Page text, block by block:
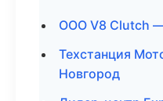
ООО V8 Clutch
Техстанция
Новгород